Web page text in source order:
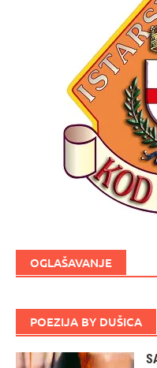
OGLAŠAVANJE
POEZIJA BY DUŠICA